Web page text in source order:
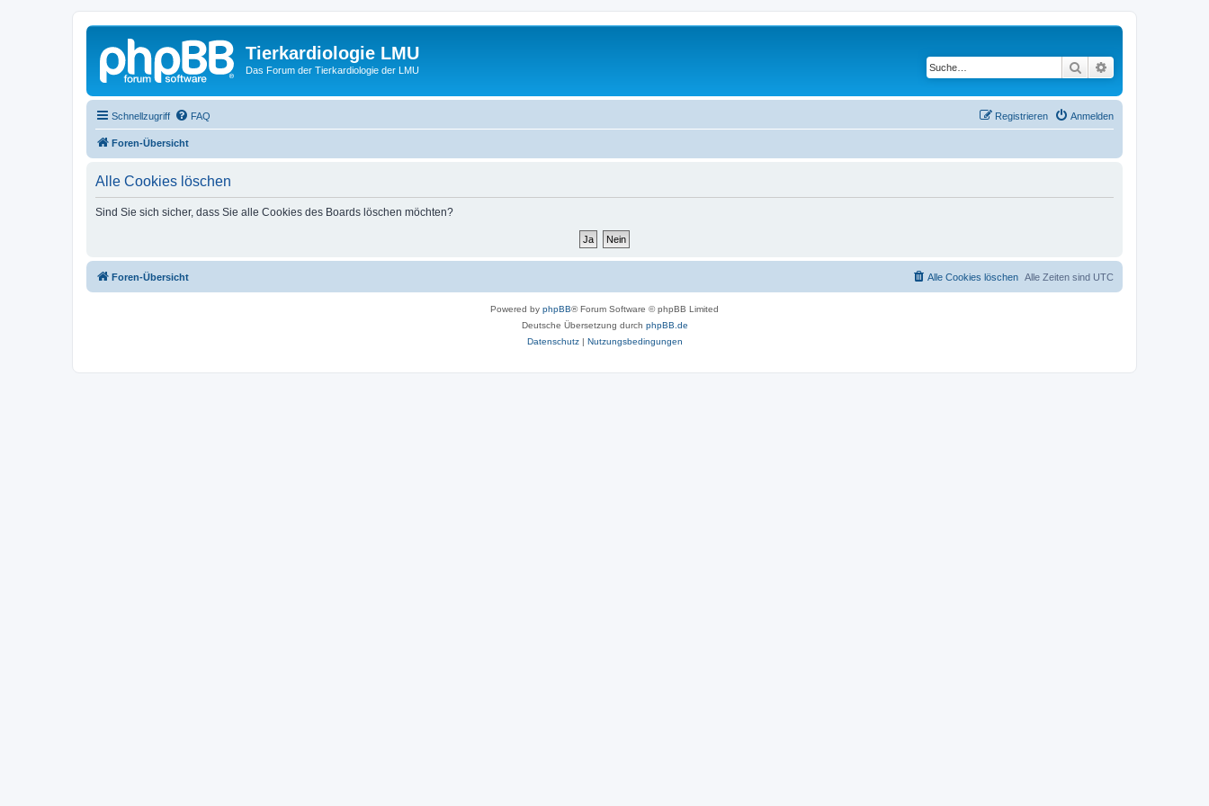
Tierkardiologie LMU
Das Forum der Tierkardiologie der LMU Suche
Schnellzugriff FAQ Anmelden
Registrieren
Foren-Übersicht
Alle Cookies löschen
Sind Sie sich sicher, dass Sie alle Cookies des Boards löschen möchten?
Foren-Übersicht Alle Zeiten sind UTC
Alle Cookies löschen
Powered by phpBB® Forum Software © phpBB Limited
Deutsche Übersetzung durch phpBB.de
Datenschutz| Nutzungsbedingungen